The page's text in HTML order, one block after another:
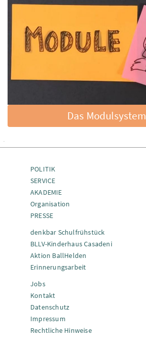
Das Modulsystem
POLITIK
SERVICE
AKADEMIE
Organisation
PRESSE
denkbar Schulfrühstück
BLLV-Kinderhaus Casadeni
Aktion BallHelden
Erinnerungsarbeit
Jobs
Kontakt
Datenschutz
Impressum
Rechtliche Hinweise